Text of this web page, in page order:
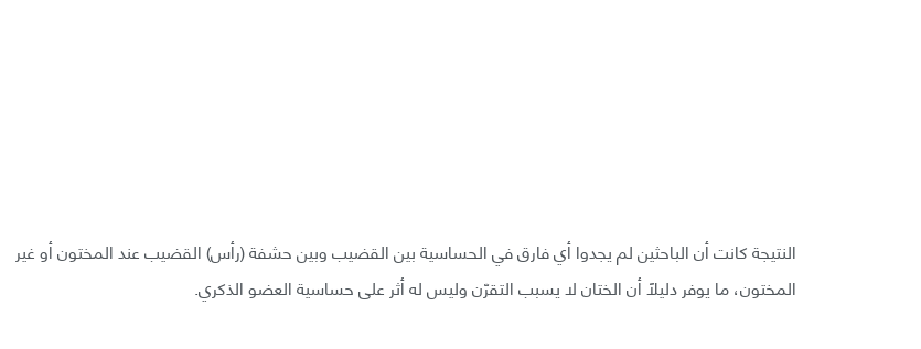
النتيجة كانت أن الباحثين لم يجدوا أي فارق في الحساسية بين القضيب وبين حشفة (رأس) القضيب عند المختون أو غير
المختون، ما يوفر دليلًا أن الختان لا يسبب التقرّن وليس له أثر على حساسية العضو الذكري.